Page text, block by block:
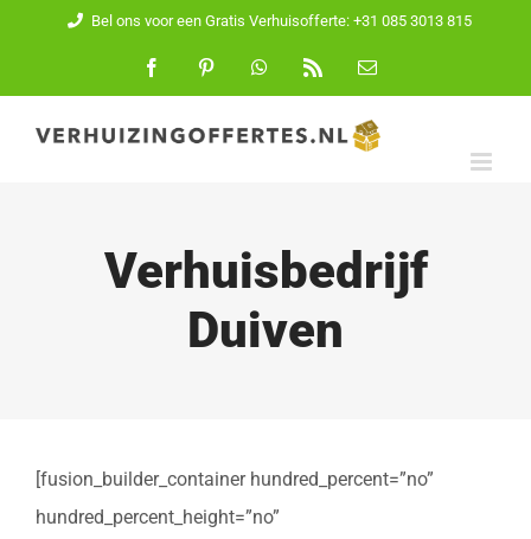
inhoud
Bel ons voor een Gratis Verhuisofferte: +31 085 3013 815
FacebookPinterest WhatsApp
E-
Verhuisbedrijf
Duiven
[fusion_builder_container hundred_percent=”no”
hundred_percent_height=”no”